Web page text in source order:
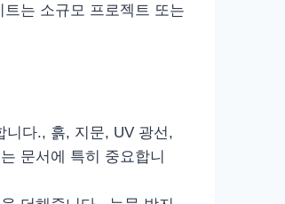
는 소규모 프로젝트 또는
니다., 흙, 지문, UV 광선,
문서에 특히 중요합니